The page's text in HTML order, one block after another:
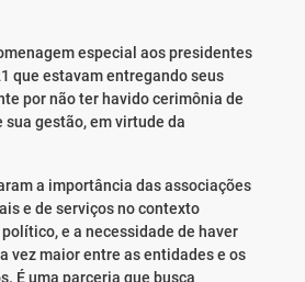
especial aos presidentes
que estavam entregando seus
por não ter havido cerimônia de
sua gestão, em virtude da
a importância das associações
e de serviços no contexto
e a necessidade de haver
vez maior entre as entidades e os
É uma parceria que busca